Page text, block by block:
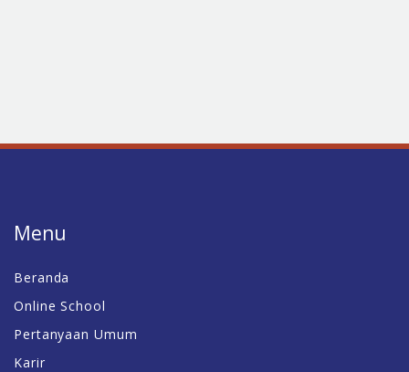
Menu
Beranda
Online School
Pertanyaan Umum
Karir